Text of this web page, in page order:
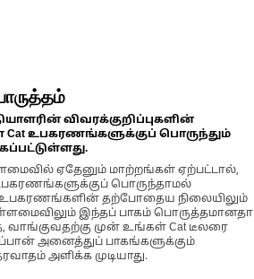
விவரக்குறிப்புகளின்
உபகரணங்களுக்குப் பொருந்தும்
ஏதேனும் மாற்றங்கள் ஏற்பட்டால்,
பொருந்தாமல்
தற்போதைய நிலையிலும்
இந்தப் பாகம் பொருத்தமானதா
வாங்குவதற்கு முன் உங்கள் Cat டீலரை
அனைத்துப் பாகங்களுக்கும்
அளிக்க முடியாது.